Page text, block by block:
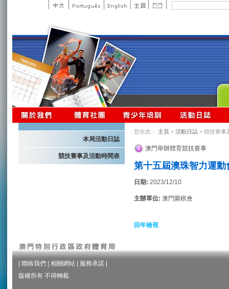
本局活動日誌
競技賽事及活動時間表
您在此： 主頁 > 活動日誌 > 競技賽事
澳門舉辦體育競技賽事
第十五屆澳珠智力運動
日期: 2023/12/10
主辦單位: 澳門圍棋會
回年檢視
聯絡我們 相關網站 服務承諾
版權所有 不得轉載